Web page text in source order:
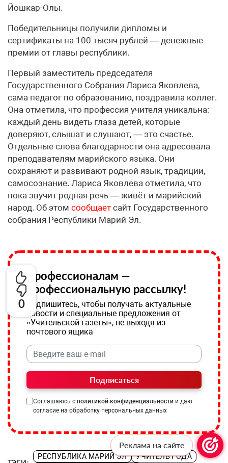
0
Йошкар-Олы.
Победительницы получили дипломы и
сертификаты на 100 тысяч рублей — денежные
премии от главы республики.
Первый заместитель председателя
Государственного Собрания Лариса Яковлева,
сама педагог по образованию, поздравила коллег.
Она отметила, что профессия учителя уникальна:
каждый день видеть глаза детей, которые
доверяют, слышат и слушают, — это счастье.
Отдельные слова благодарности она адресовала
преподавателям марийского языка. Они
сохраняют и развивают родной язык, традиции,
самосознание. Лариса Яковлева отметила, что
пока звучит родная речь — живёт и марийский
народ. Об этом сообщает сайт Государственного
собрания Республики Марий Эл.
Профессионалам —
профессиональную рассылку!
Подпишитесь, чтобы получать актуальные
новости и специальные предложения от
«Учительской газеты», не выходя из
почтового ящика
Подписаться
Соглашаюсь с политикой конфиденциальности и даю
согласие на обработку персональных данных
РЕСПУБЛИКА МАРИЙ ЭЛ УЧИТЕЛЬ ГОДА
Реклама на сайте